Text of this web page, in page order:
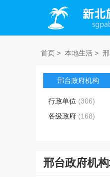
首页 > 本地生活 >
邢台政府机构
行政单位 (306)
各级政府 (168)
邢台政府机